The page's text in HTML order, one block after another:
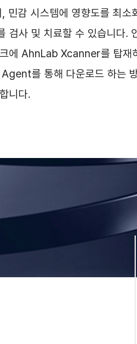
민감 시스템에 영향도를 최소
검사 및 치료할 수 있습니다.
에 AhnLab Xcanner를 탑재
Agent를 통해 다운로드 하는
니다.
심플한
최적화된